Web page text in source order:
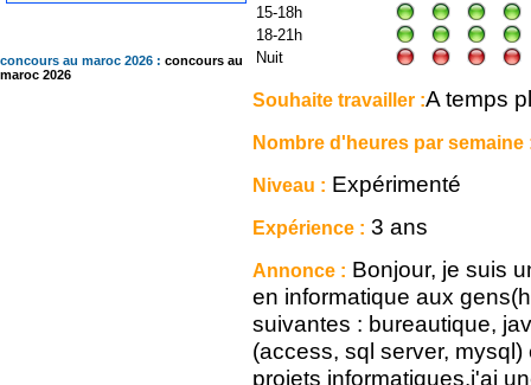
concours au maroc 2026 : concours au
maroc 2026
15-18h
18-21h
Nuit
Souhaite travailler :A temps
Nombre d'heures par semaine
Niveau : Expérimenté
Expérience : 3 ans
Annonce : Bonjour, je suis
en informatique aux
suivantes : bureautique,
(access, sql server,
projets informatiques.j'ai